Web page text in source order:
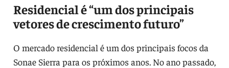
Residencial é “um dos principais
vetores de crescimento futuro”
O mercado residencial é um dos principais focos da
Sonae Sierra para os próximos anos. No ano passado,